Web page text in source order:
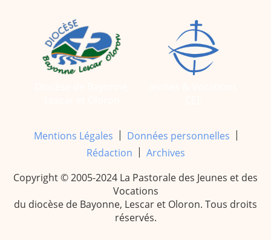
Mentions Légales | Données personnelles |
Rédaction | Archives
Copyright © 2005-2024 La Pastorale des Jeunes et des
Vocations
du diocèse de Bayonne, Lescar et Oloron. Tous droits
réservés.